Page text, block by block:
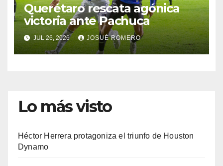
Querétaro rescata agónica
victoria ante Pachuca
JUL 26, 2026 JOSUÉ ROMERO
Lo más visto
Héctor Herrera protagoniza el triunfo de Houston
Dynamo